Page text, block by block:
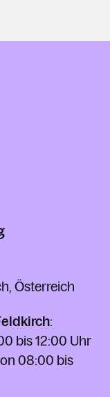
Österreich
:
bis 12:00 Uhr
08:00 bis